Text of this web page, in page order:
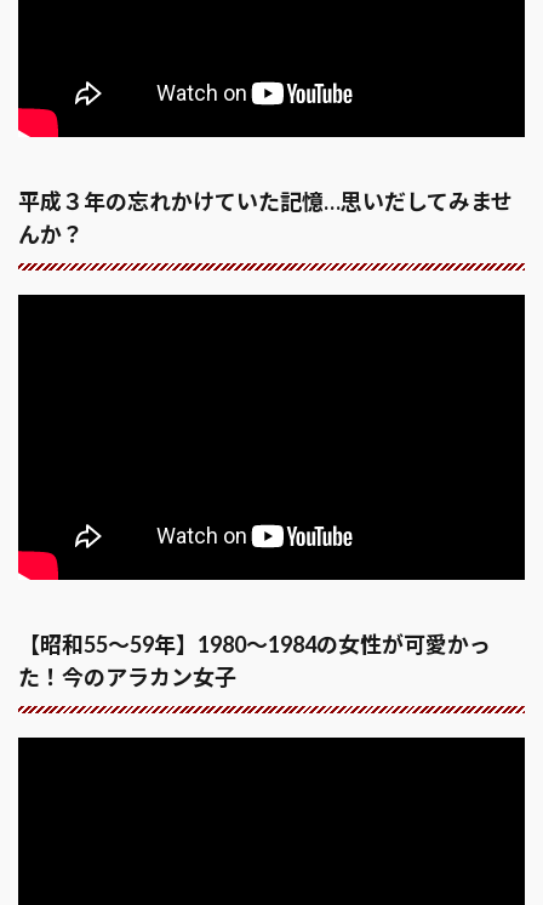
平成３年の忘れかけていた記憶…思いだしてみませ
んか？
【昭和55～59年】1980～1984の女性が可愛かっ
た！今のアラカン女子